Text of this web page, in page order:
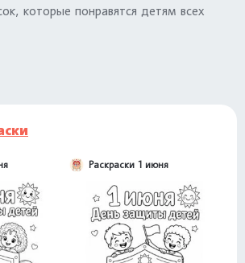
которые понравятся детям всех
Раскраски 1 июня